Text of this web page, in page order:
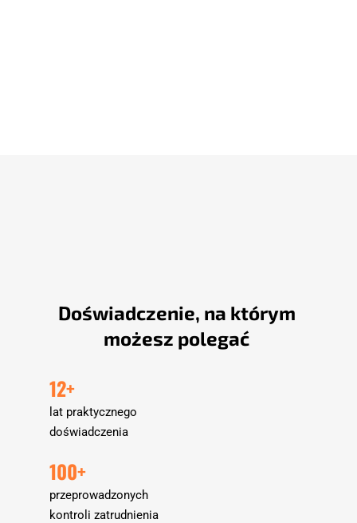
Doświadczenie, na którym
możesz polegać
12+
lat praktycznego
doświadczenia
100+
przeprowadzonych
kontroli zatrudnienia